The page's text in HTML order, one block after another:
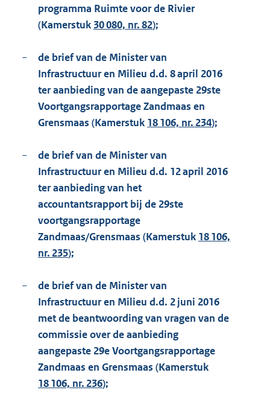
programma Ruimte voor de Rivier
(Kamerstuk 30 080, nr. 82);
−
de brief van de Minister van
Infrastructuur en Milieu d.d. 8 april 2016
ter aanbieding van de aangepaste 29ste
Voortgangsrapportage Zandmaas en
Grensmaas (Kamerstuk 18 106, nr. 234);
−
de brief van de Minister van
Infrastructuur en Milieu d.d. 12 april 2016
ter aanbieding van het
accountantsrapport bij de 29ste
voortgangsrapportage
Zandmaas/Grensmaas (Kamerstuk 18 106,
nr. 235);
−
de brief van de Minister van
Infrastructuur en Milieu d.d. 2 juni 2016
met de beantwoording van vragen van de
commissie over de aanbieding
aangepaste 29e Voortgangsrapportage
Zandmaas en Grensmaas (Kamerstuk
18 106, nr. 236);